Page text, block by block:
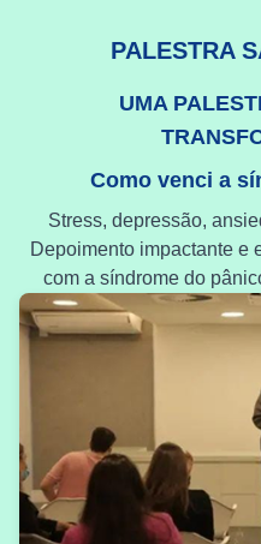
PALESTRA
UMA
Como venci a
Stress, depressão,
Depoimento impactante e
com a síndrome do